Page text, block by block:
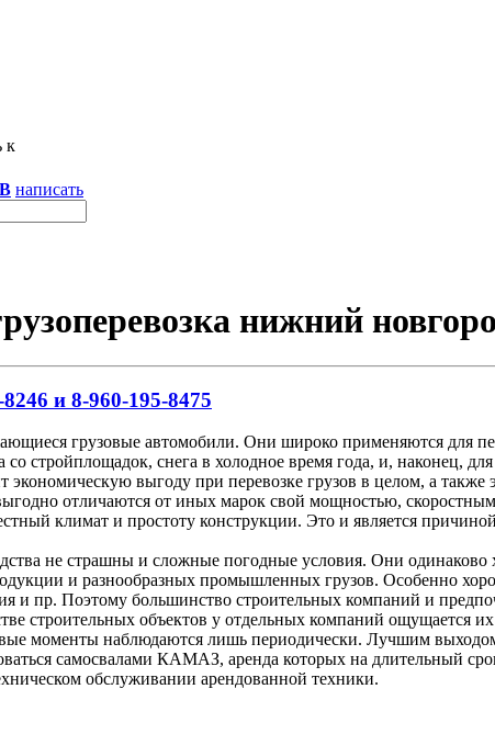
к
написать
нижний
и 8-960-195-8475
грузовые автомобили. Они широко применяются для
со стройплощадок, снега в холодное время года, и, наконец,
экономическую выгоду при перевозке грузов в целом, а также
отличаются от иных марок свой мощностью,
климат и простоту конструкции. Это и является
не страшны и сложные погодные условия. Они одинаково
и разнообразных промышленных грузов. Особенно
и пр. Поэтому большинство строительных компаний и
строительных объектов у отдельных компаний ощущается
моменты наблюдаются лишь периодически. Лучшим
самосвалами КАМАЗ, аренда которых на длительный
обслуживании арендованной техники.